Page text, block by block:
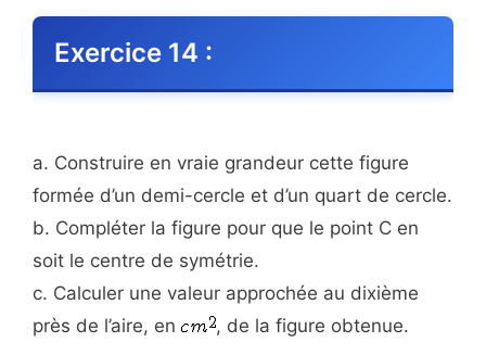
Exercice 14 :
a. Construire en vraie grandeur cette figure
formée d’un demi-cercle et d’un quart de cercle.
b. Compléter la figure pour que le point C en
soit le centre de symétrie.
c. Calculer une valeur approchée au dixième
près de l’aire, en
, de la figure obtenue.